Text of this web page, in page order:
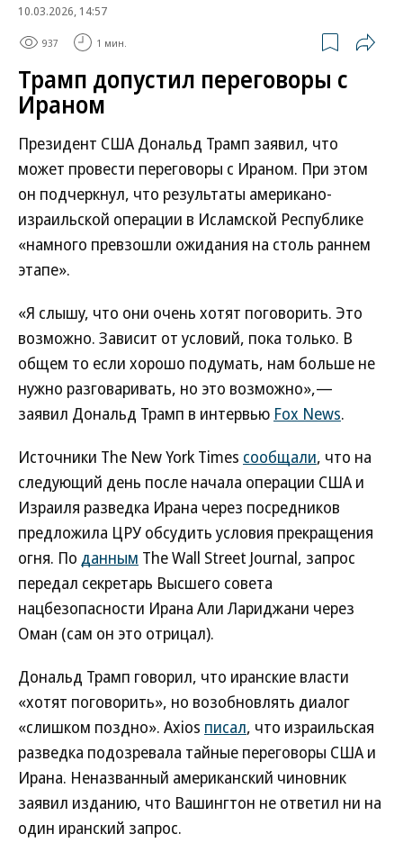
10.03.2026, 14:57
937 1 мин.
Трамп допустил переговоры с
Ираном
Президент США Дональд Трамп заявил, что
может провести переговоры с Ираном. При этом
он подчеркнул, что результаты американо-
израильской операции в Исламской Республике
«намного превзошли ожидания на столь раннем
этапе».
«Я слышу, что они очень хотят поговорить. Это
возможно. Зависит от условий, пока только. В
общем то если хорошо подумать, нам больше не
нужно разговаривать, но это возможно»,—
заявил Дональд Трамп в интервью Fox News.
Источники The New York Times сообщали, что на
следующий день после начала операции США и
Израиля разведка Ирана через посредников
предложила ЦРУ обсудить условия прекращения
огня. По данным The Wall Street Journal, запрос
передал секретарь Высшего совета
нацбезопасности Ирана Али Лариджани через
Оман (сам он это отрицал).
Дональд Трамп говорил, что иранские власти
«хотят поговорить», но возобновлять диалог
«слишком поздно». Axios писал, что израильская
разведка подозревала тайные переговоры США и
Ирана. Неназванный американский чиновник
заявил изданию, что Вашингтон не ответил ни на
один иранский запрос.